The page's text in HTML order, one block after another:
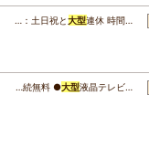
…：土日祝と大型連休 時間…
…続無料 ●大型液晶テレビ…